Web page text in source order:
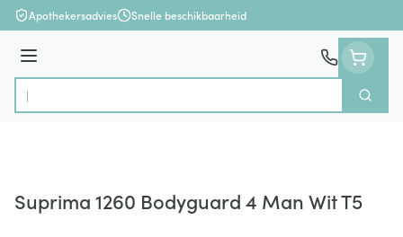
Ga naar de inhoud
Apothekersadvies Snelle beschikbaarheid
Menu
Product, merk, categorie...
Zoek
Suprima 1260 Bodyguard 4 Man Wit T5